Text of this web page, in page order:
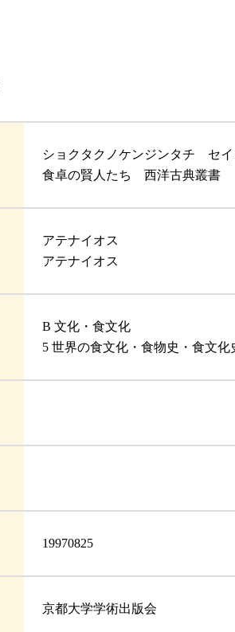
ショクタクノケンジンタチ セイ
食卓の賢人たち 西洋古典叢書
アテナイオス
アテナイオス
B 文化・食文化
5 世界の食文化・食物史・食文化
19970825
京都大学学術出版会